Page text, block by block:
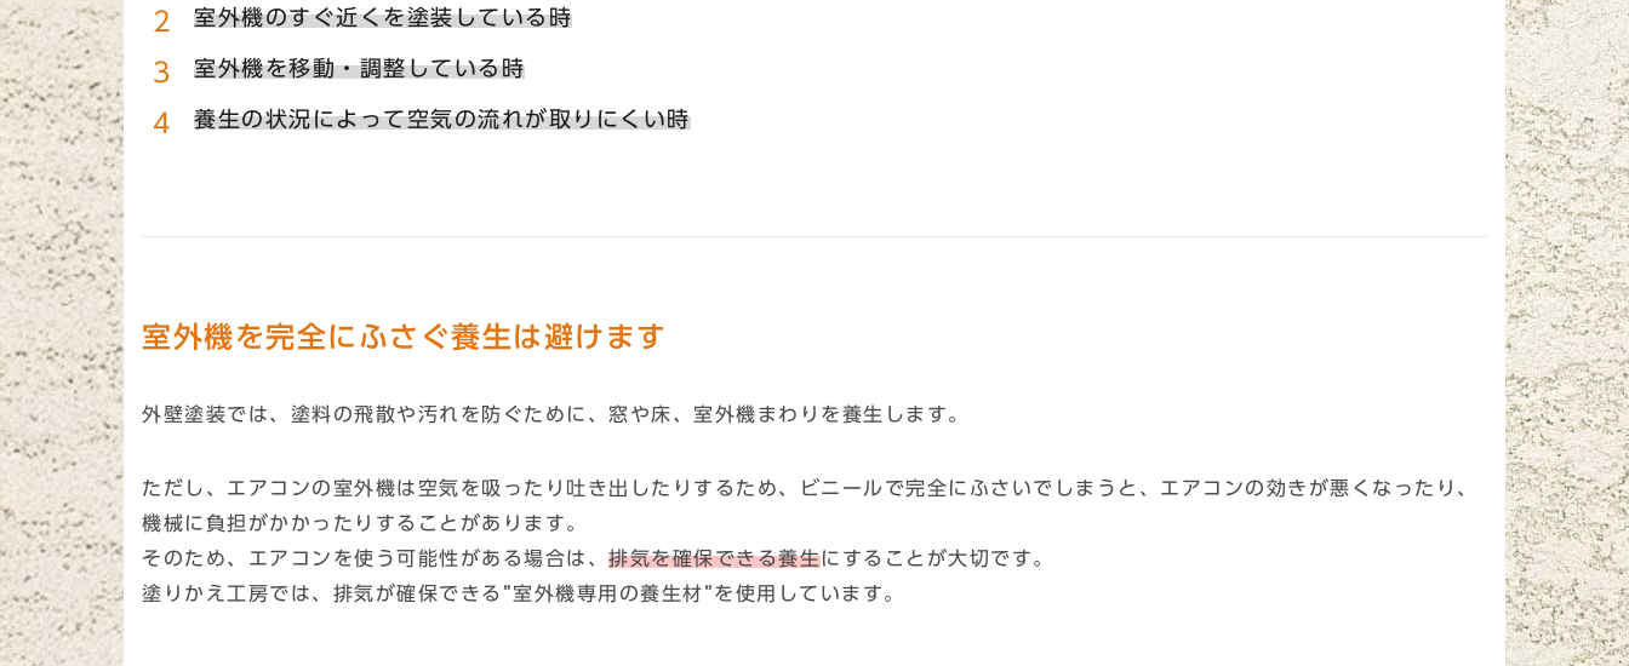
室外機のすぐ近くを塗装している時
室外機を移動・調整している時
養生の状況によって空気の流れが取りにくい時
室外機を完全にふさぐ養生は避けます
外壁塗装では、塗料の飛散や汚れを防ぐために、窓や床、室外機まわりを養生します。
ただし、エアコンの室外機は空気を吸ったり吐き出したりするため、ビニールで完全にふさいでしまうと、エアコンの効きが悪くなったり、
機械に負担がかかったりすることがあります。
そのため、エアコンを使う可能性がある場合は、 排気を確保できる養生にすることが大切です。
塗りかえ工房では、排気が確保できる”室外機専用の養生材”を使用しています。